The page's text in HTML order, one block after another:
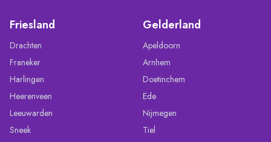
Friesland
Drachten
Franeker
Harlingen
Heerenveen
Leeuwarden
Sneek
Gelderland
Apeldoorn
Arnhem
Doetinchem
Ede
Nijmegen
Tiel